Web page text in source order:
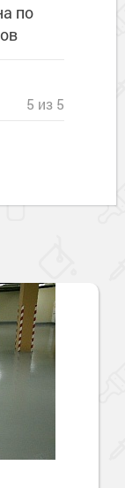
по
5 из 5